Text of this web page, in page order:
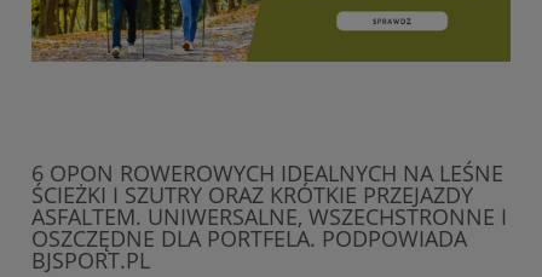
6 OPON ROWEROWYCH IDEALNYCH NA LEŚNE
ŚCIEŻKI I SZUTRY ORAZ KRÓTKIE PRZEJAZDY
ASFALTEM. UNIWERSALNE, WSZECHSTRONNE I
OSZCZĘDNE DLA PORTFELA. PODPOWIADA
BJSPORT.PL